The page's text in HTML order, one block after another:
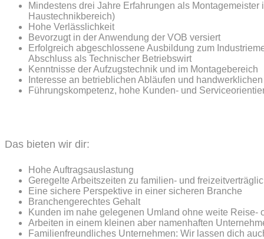
Mindestens drei Jahre Erfahrungen als
Haustechnikbereich)
Hohe Verlässlichkeit
Bevorzugt in der Anwendung der VOB versiert
Erfolgreich abgeschlossene Ausbildung zum
Abschluss als Technischer Betriebswirt
Kenntnisse der Aufzugstechnik und im Montagebereich
Interesse an betrieblichen Abläufen und
Führungskompetenz, hohe Kunden- und
Das bieten wir dir:
Hohe Auftragsauslastung
Geregelte Arbeitszeiten zu familien- und
Eine sichere Perspektive in einer sicheren Branche
Branchengerechtes Gehalt
Kunden im nahe gelegenen Umland ohne weite Reise-
Arbeiten in einem kleinen aber namenhaften
Familienfreundliches Unternehmen: Wir lassen dich